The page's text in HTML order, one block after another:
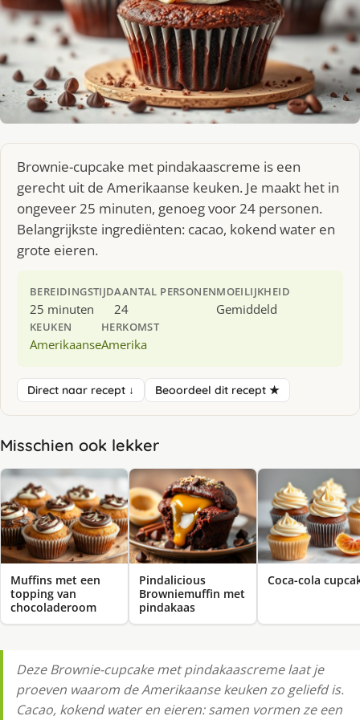
Brownie-cupcake met pindakaascreme is een
gerecht uit de Amerikaanse keuken. Je maakt het in
ongeveer 25 minuten, genoeg voor 24 personen.
Belangrijkste ingrediënten: cacao, kokend water en
grote eieren.
BEREIDINGSTIJD
25 minuten
AANTAL PERSONEN
24
MOEILIJKHEID
Gemiddeld
KEUKEN
Amerikaanse
HERKOMST
Amerika
Direct naar recept ↓ Beoordeel dit recept ★
Misschien ook lekker
Muffins met een
topping van
chocoladeroom
Pindalicious
Browniemuffin met
pindakaas
Coca-cola
Deze Brownie-cupcake met pindakaascreme laat je
proeven waarom de Amerikaanse keuken zo geliefd is.
Cacao, kokend water en eieren: samen vormen ze een